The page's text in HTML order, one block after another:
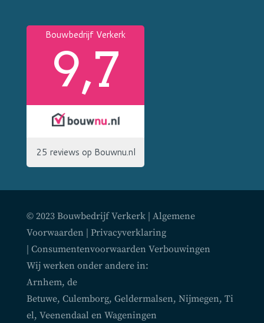
© 2023 Bouwbedrijf Verkerk | Algemene
Voorwaarden
Privacyverklaring
Consumentenvoorwaarden Verbouwingen
Wij werken onder andere in:
Arnhem, de
Betuwe, Culemborg, Geldermalsen, Nijmegen, Ti
el, Veenendaalen Wageningen